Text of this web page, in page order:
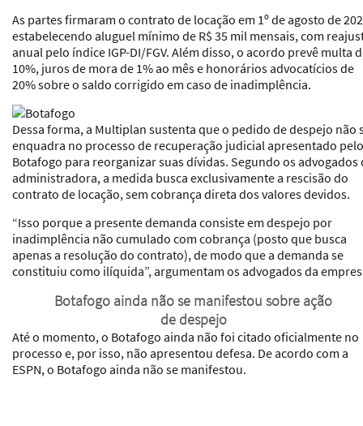
As partes firmaram o contrato de locação em 1º de agosto de
estabelecendo aluguel mínimo de R$ 35 mil mensais, com
anual pelo índice IGP-DI/FGV. Além disso, o acordo prevê multa
10%, juros de mora de 1% ao mês e honorários advocatícios de
20% sobre o saldo corrigido em caso de inadimplência.
Dessa forma, a Multiplan sustenta que o pedido de despejo não
enquadra no processo de recuperação judicial apresentado pelo
Botafogo para reorganizar suas dívidas. Segundo os advogados
administradora, a medida busca exclusivamente a rescisão do
contrato de locação, sem cobrança direta dos valores devidos.
“Isso porque a presente demanda consiste em despejo por
inadimplência não cumulado com cobrança (posto que busca
apenas a resolução do contrato), de modo que a demanda se
constituiu como ilíquida”, argumentam os advogados da
Botafogo ainda não se manifestou sobre ação
de despejo
Até o momento, o Botafogo ainda não foi citado oficialmente no
processo e, por isso, não apresentou defesa. De acordo com a
ESPN, o Botafogo ainda não se manifestou.